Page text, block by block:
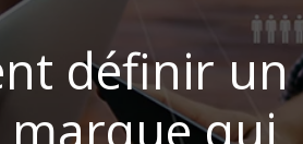
définir un
marque qui